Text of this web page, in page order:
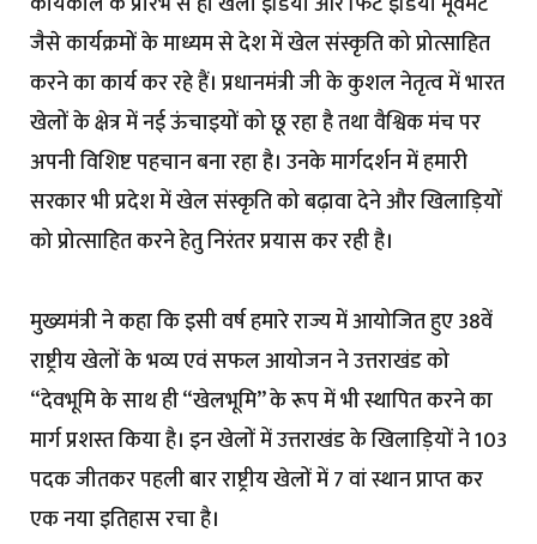
जैसे कार्यक्रमों के माध्यम से देश में खेल संस्कृति को प्रोत्साहित
करने का कार्य कर रहे हैं। प्रधानमंत्री जी के कुशल नेतृत्व में भारत
खेलों के क्षेत्र में नई ऊंचाइयों को छू रहा है तथा वैश्विक मंच पर
अपनी विशिष्ट पहचान बना रहा है। उनके मार्गदर्शन में हमारी
सरकार भी प्रदेश में खेल संस्कृति को बढ़ावा देने और खिलाड़ियों
को प्रोत्साहित करने हेतु निरंतर प्रयास कर रही है।
मुख्यमंत्री ने कहा कि इसी वर्ष हमारे राज्य में आयोजित हुए 38वें
राष्ट्रीय खेलों के भव्य एवं सफल आयोजन ने उत्तराखंड को
“देवभूमि के साथ ही “खेलभूमि” के रूप में भी स्थापित करने का
मार्ग प्रशस्त किया है। इन खेलों में उत्तराखंड के खिलाड़ियों ने 103
पदक जीतकर पहली बार राष्ट्रीय खेलों में 7 वां स्थान प्राप्त कर
एक नया इतिहास रचा है।